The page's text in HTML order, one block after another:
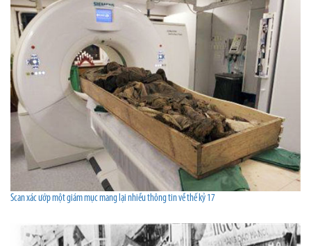
Scan xác ướp một giám mục mang lại nhiều thông tin về thế kỷ 17